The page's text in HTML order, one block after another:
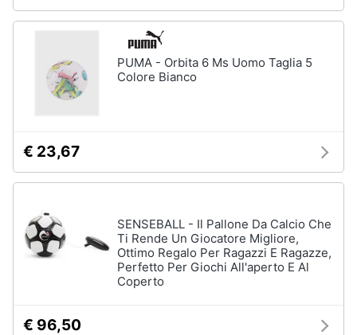
PUMA - Orbita 6 Ms Uomo Taglia 5
Colore Bianco
€ 23,67
SENSEBALL - Il Pallone Da Calcio Che
Ti Rende Un Giocatore Migliore,
Ottimo Regalo Per Ragazzi E Ragazze,
Perfetto Per Giochi All'aperto E Al
Coperto
€ 96,50